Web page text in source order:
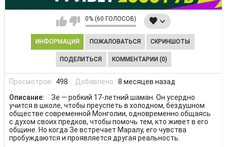
0% (60 ГОЛОСОВ)
ИНФОРМАЦИЯ ПОЖАЛОВАТЬСЯ СКРИНШОТЫ
ПОДЕЛИТЬСЯ КОММЕНТАРИИ (0)
Просмотров: 498 Добавлено: 8 месяцев назад
Описание:
Зе — робкий 17-летний шаман. Он усердно
учится в школе, чтобы преуспеть в холодном, бездушном
обществе современной Монголии, одновременно общаясь
с духом своих предков, чтобы помочь тем, кто живет в его
общине. Но когда Зе встречает Маралу, его чувства
пробуждаются и проявляется другая реальность.